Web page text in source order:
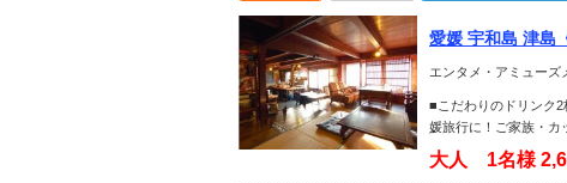
愛媛 宇和島 津島
エンタメ・アミューズ
■こだわりのドリンク
媛旅行に！ご家族・カ
大人 1名様